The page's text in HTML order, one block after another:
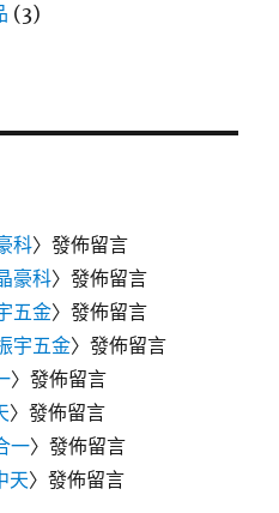
(3)
科〉發佈留言
豪科〉發佈留言
五金〉發佈留言
宇五金〉發佈留言
〉發佈留言
〉發佈留言
一〉發佈留言
天〉發佈留言